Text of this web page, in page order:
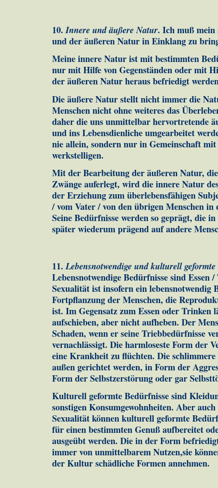
10.Innere und äußere Natur. Ich muß
und der äu­ßeren Natur in Einklang zu
Meine innere Natur ist mit bestimmten
nur mit Hilfe von Gegenständen oder mit
der äußeren Natur her­aus befriedigt
Die äußere Natur stellt nicht immer die
Men­schen nicht ohne weiteres das
daher die uns unmittelbar her­vortretende
und ins Lebensdienliche umgearbeitet
nie allein, sondern nur in Gemeinschaft
werk­stelligen.
Mit der Bearbeitung der äußeren Natur,
Zwänge aufer­legt, wird die innere Natur
der Erziehung zum über­le­bensfähigen
/ vom Vater / von den übrigen Men­schen
Seine Bedürfnisse werden so geprägt, die
später wiederum prägend auf andere
11.Lebensnotwendige und kulturell
Lebensnotwendige Be­dürf­nisse sind Essen
Sexualität ist insofern ein
Fortpflanzung der Menschen, die
ist. Im Gegensatz zum Essen oder Trinken
aufschieben, aber nicht aufheben. Der
Schaden, wenn er seine Triebbedürfnisse
vernachlässigt. Die harm­loseste Form der
eine Krankheit zu flüchten. Die
außen gerich­tet werden, in Form der
Form der Selbstzerstörung oder gar
Kulturell geformte Bedürfnisse sind
sonstigen Kon­sum­ge­wohnheiten. Aber
Sexualität können kulturell ge­formte
für einen bestimmten Genuß aufbereitet
ausgeübt werden. Die in der Form
immer von unmittelbarem Nutzen,sie
der Kultur schädliche Formen annehmen.